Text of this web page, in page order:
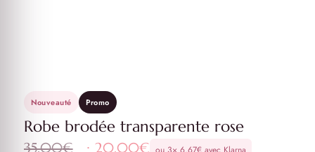
Nouveauté Promo
Robe brodée transparente rose
35,00€
Le20,00€Le